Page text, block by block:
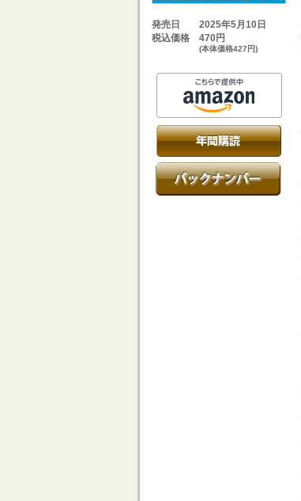
発売日
2025年5月10日
税込価格
470円
(本体価格427円)